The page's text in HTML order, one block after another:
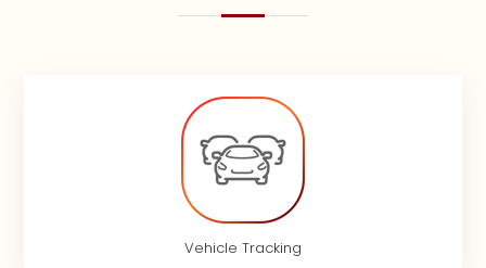
Vehicle Tracking